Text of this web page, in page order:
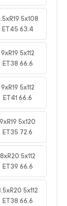
5x108
ET45 63.4
9xR19 5x112
ET38 66.6
9xR19 5x112
ET41 66.6
9xR19 5x120
ET35 72.6
8xR20 5x112
ET39 66.6
5x112
ET38 66.6